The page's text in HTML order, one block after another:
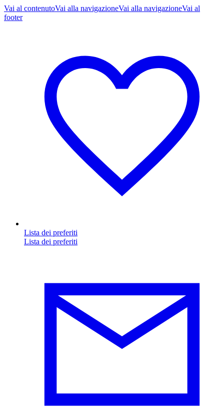
Vai al contenutoVai alla navigazioneVai alla navigazioneVai al
footer
Lista dei preferiti